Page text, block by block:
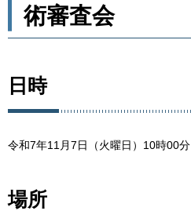
術審査会
日時
令和7年11月7日（火曜日）10時00
場所